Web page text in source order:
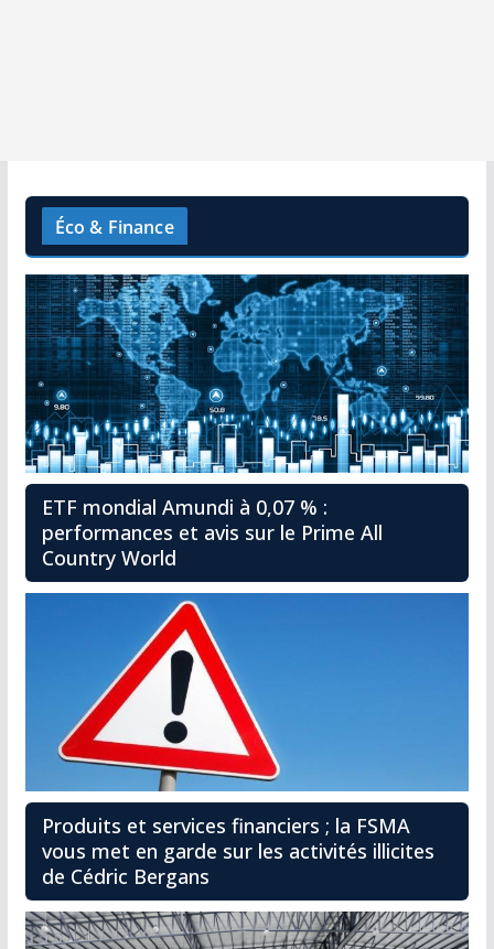
Éco & Finance
ETF mondial Amundi à 0,07 % :
performances et avis sur le Prime All
Country World
Produits et services financiers ; la FSMA
vous met en garde sur les activités illicites
de Cédric Bergans